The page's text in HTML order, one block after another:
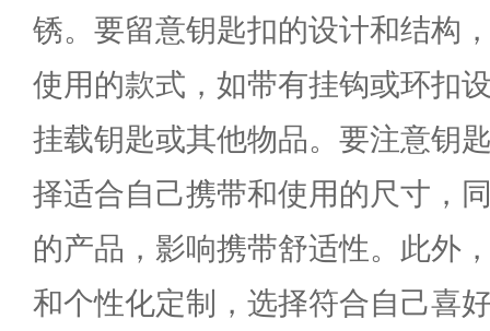
锈。要留意钥匙扣的设计和结构
使用的款式，如带有挂钩或环扣
挂载钥匙或其他物品。要注意钥
择适合自己携带和使用的尺寸，
的产品，影响携带舒适性。此外
和个性化定制，选择符合自己喜